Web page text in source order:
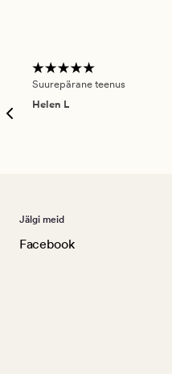
Suurepärane teenus
Helen L
Jälgi meid
Facebook